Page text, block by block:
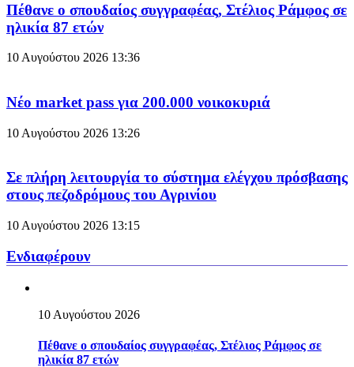
Πέθανε ο σπουδαίος συγγραφέας, Στέλιος Ράμφος σε
ηλικία 87 ετών
10 Αυγούστου 2026 13:36
Νέο market pass για 200.000 νοικοκυριά
10 Αυγούστου 2026 13:26
Σε πλήρη λειτουργία το σύστημα ελέγχου πρόσβασης
στους πεζοδρόμους του Αγρινίου
10 Αυγούστου 2026 13:15
Ενδιαφέρουν
10 Αυγούστου 2026
Πέθανε ο σπουδαίος συγγραφέας, Στέλιος Ράμφος σε
ηλικία 87 ετών